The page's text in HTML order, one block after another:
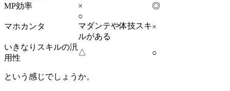
MP効率
× ◎
マホカンタ
○
マダンテや体技スキ
ルがある
×
いきなりスキルの汎
用性
△ ○
という感じでしょうか。